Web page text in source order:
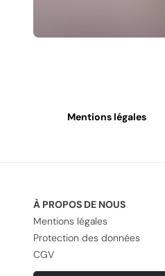
Mentions légales
À PROPOS DE NOUS
Mentions légales
Protection des données
CGV